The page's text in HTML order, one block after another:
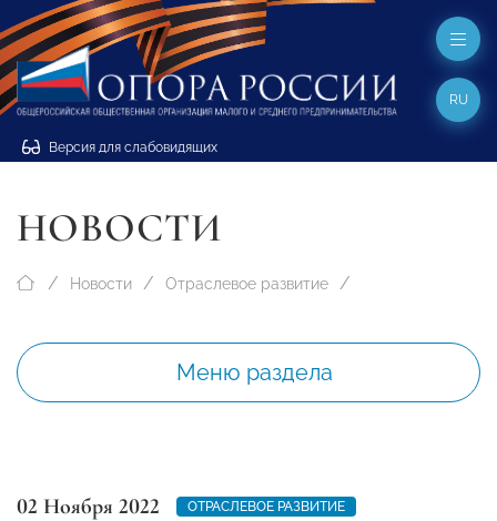
Версия для слабовидящих
RU
НОВОСТИ
Новости Отраслевое развитие
Меню раздела
02 Ноября 2022
ОТРАСЛЕВОЕ РАЗВИТИЕ